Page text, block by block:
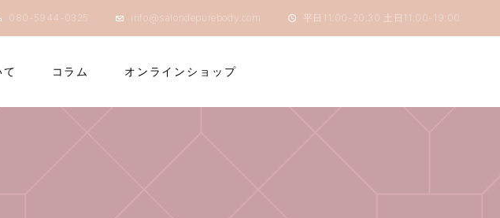
080-5944-0325 info@salondepurebody.com 平日11:00-20:30 土日11:00-19:00
コラム オンラインショップ